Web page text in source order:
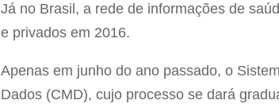
Já no Brasil, a rede de informações de
e privados em 2016.
Apenas em junho do ano passado, o
Dados (CMD), cujo processo se dará